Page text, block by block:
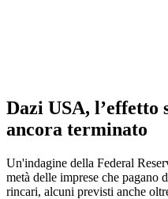
Dazi USA, l’effetto
ancora terminato
Un'indagine della Federal
metà delle imprese che pagano
rincari, alcuni previsti anche